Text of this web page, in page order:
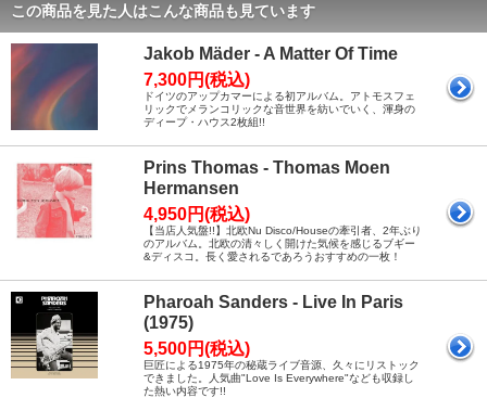
この商品を見た人はこんな商品も見ています
Jakob Mäder - A Matter Of Time
7,300円(税込)
ドイツのアップカマーによる初アルバム。アトモスフェ
リックでメランコリックな音世界を紡いでいく、渾身の
ディープ・ハウス2枚組!!
Prins Thomas - Thomas Moen
Hermansen
4,950円(税込)
【当店人気盤!!】北欧Nu Disco/Houseの牽引者、2年ぶり
のアルバム。北欧の清々しく開けた気候を感じるブギー
&ディスコ。長く愛されるであろうおすすめの一枚！
Pharoah Sanders - Live In Paris
(1975)
5,500円(税込)
巨匠による1975年の秘蔵ライブ音源、久々にリストック
できました。人気曲"Love Is Everywhere"なども収録し
た熱い内容です!!